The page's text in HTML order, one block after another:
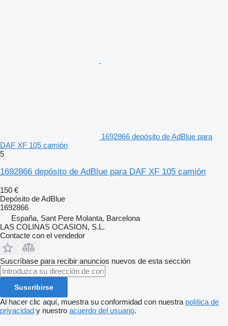
1692866 depósito de AdBlue para
DAF XF 105 camión
5
1692866 depósito de AdBlue para DAF XF 105 camión
150 €
Depósito de AdBlue
1692866
España, Sant Pere Molanta, Barcelona
LAS COLINAS OCASION, S.L.
Contacte con el vendedor
Suscríbase para recibir anuncios nuevos de esta sección
Suscribirse
Al hacer clic aquí, muestra su conformidad con nuestra política de
privacidad y nuestro acuerdo del usuario.